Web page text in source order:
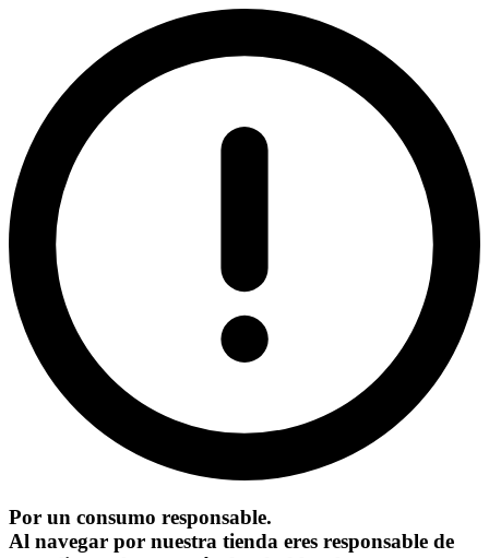
Por un consumo responsable.
Al navegar por nuestra tienda eres responsable de